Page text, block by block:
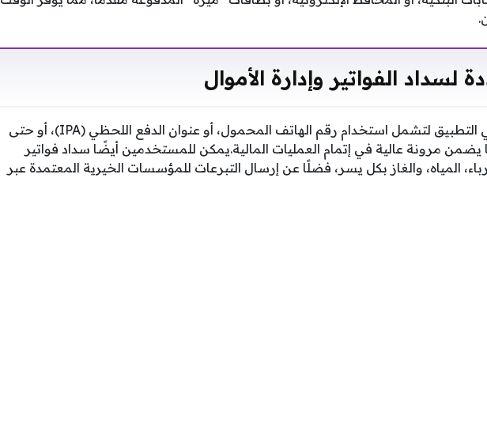
لسداد الفواتير وإدارة الأموال
تتنوع خيارات التحويل في التطبيق لتشمل استخدام رقم الهاتف المحمول، أو عنوان الدفع اللحظي (IPA)، أو حتى
مرونة عالية في إتمام العمليات المالية.يمكن للمستخدمين أيضًا سداد فواتير
المياه، والغاز بكل يسر، فضلًا عن إرسال التبرعات للمؤسسات الخيرية المعتمدة عبر